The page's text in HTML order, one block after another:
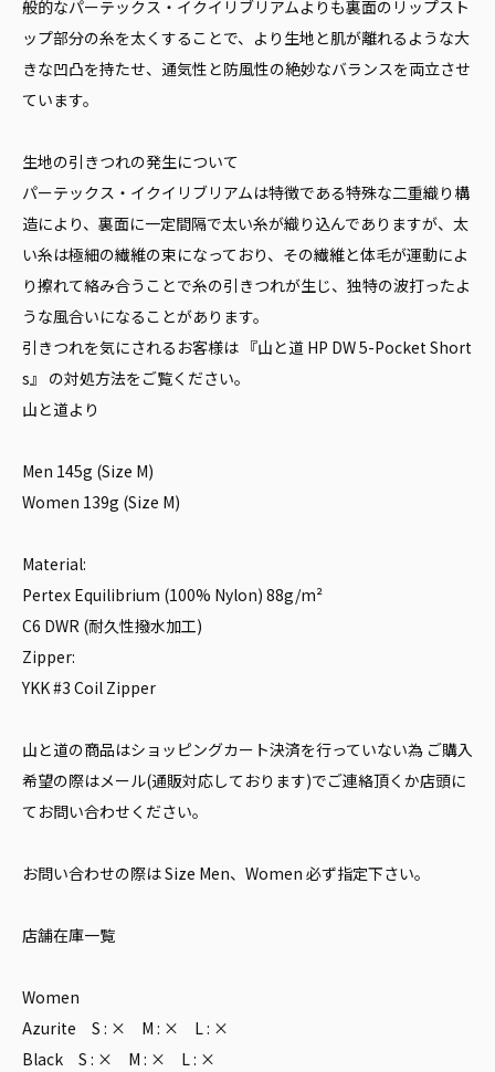
般的なパーテックス・イクイリブリアムよりも裏面のリップスト
ップ部分の糸を太くすることで、より生地と肌が離れるような大
きな凹凸を持たせ、通気性と防風性の絶妙なバランスを両立させ
ています。
生地の引きつれの発生について
パーテックス・イクイリブリアムは特徴である特殊な二重織り構
造により、裏面に一定間隔で太い糸が織り込んでありますが、太
い糸は極細の繊維の束になっており、その繊維と体毛が運動によ
り擦れて絡み合うことで糸の引きつれが生じ、独特の波打ったよ
うな風合いになることがあります。
引きつれを気にされるお客様は 『山と道 HP DW 5-Pocket Short
s』 の対処方法をご覧ください。
山と道より
Men 145g (Size M)
Women 139g (Size M)
Material:
Pertex Equilibrium (100% Nylon) 88g/m²
C6 DWR (耐久性撥水加工)
Zipper:
YKK #3 Coil Zipper
山と道の商品はショッピングカート決済を行っていない為 ご購入
希望の際はメール(通販対応しております)でご連絡頂くか店頭に
てお問い合わせください。
お問い合わせの際は Size Men、Women 必ず指定下さい。
店舗在庫一覧
Women
Azurite S : × M : × L : ×
Black S : × M : × L : ×